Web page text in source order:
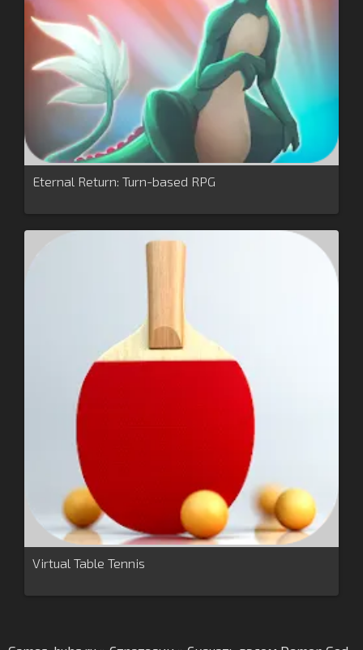
Eternal Return: Turn-based RPG
Virtual Table Tennis